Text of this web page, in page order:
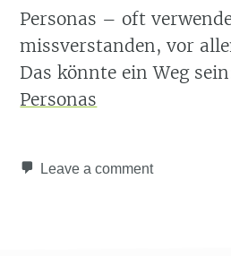
Personas – oft
missverstanden, vor
Das könnte ein Weg
Personas
Leave a comment